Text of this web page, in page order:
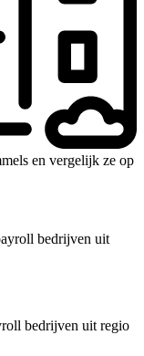
en vergelijk ze op
bedrijven uit
bedrijven uit regio